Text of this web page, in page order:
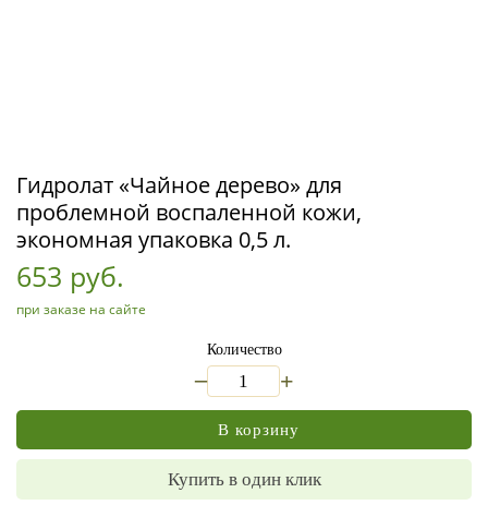
Гидролат «Чайное дерево» для
проблемной воспаленной кожи,
экономная упаковка 0,5 л.
653 руб.
при заказе на сайте
Количество
+
В корзину
Купить в один клик